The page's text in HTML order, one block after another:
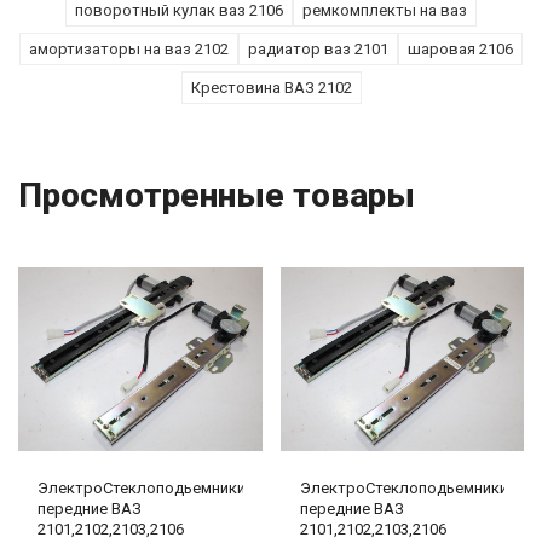
поворотный кулак ваз 2106 ремкомплекты на ваз
амортизаторы на ваз 2102 радиатор ваз 2101 шаровая 2106
Крестовина ВАЗ 2102
Просмотренные товары
ЭлектроСтеклоподьемники
передние ВАЗ
2101,2102,2103,2106
ЭлектроСтеклоподьемники
передние ВАЗ
2101,2102,2103,2106